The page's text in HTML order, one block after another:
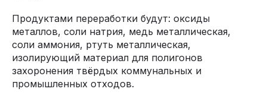
Продуктами переработки будут: оксиды
металлов, соли натрия, медь металлическая,
соли аммония, ртуть металлическая,
изолирующий материал для полигонов
захоронения твёрдых коммунальных и
промышленных отходов.